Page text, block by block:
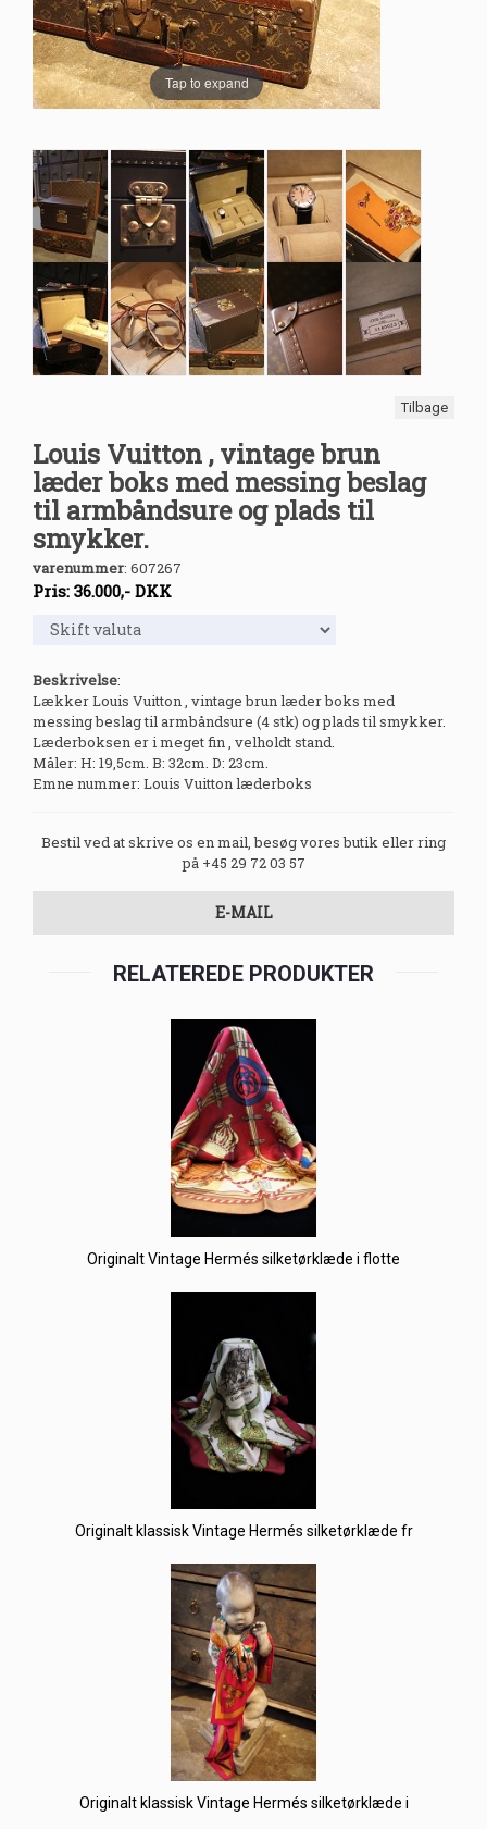
Tap to expand
Tilbage
Louis Vuitton , vintage brun
læder boks med messing beslag
til armbåndsure og plads til
smykker.
varenummer: 607267
Pris: 36.000,- DKK
Beskrivelse:
Lækker Louis Vuitton , vintage brun læder boks med
messing beslag til armbåndsure (4 stk) og plads til smykker.
Læderboksen er i meget fin , velholdt stand.
Måler: H: 19,5cm. B: 32cm. D: 23cm.
Emne nummer: Louis Vuitton læderboks
Bestil ved at skrive os en mail, besøg vores butik eller ring
på +45 29 72 03 57
E-MAIL
RELATEREDE PRODUKTER
Originalt Vintage Hermés silketørklæde i flotte
Originalt klassisk Vintage Hermés silketørklæde fr
Originalt klassisk Vintage Hermés silketørklæde i